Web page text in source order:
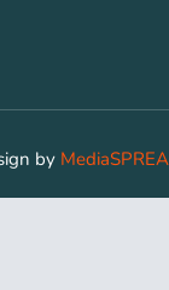
by MediaSPREA